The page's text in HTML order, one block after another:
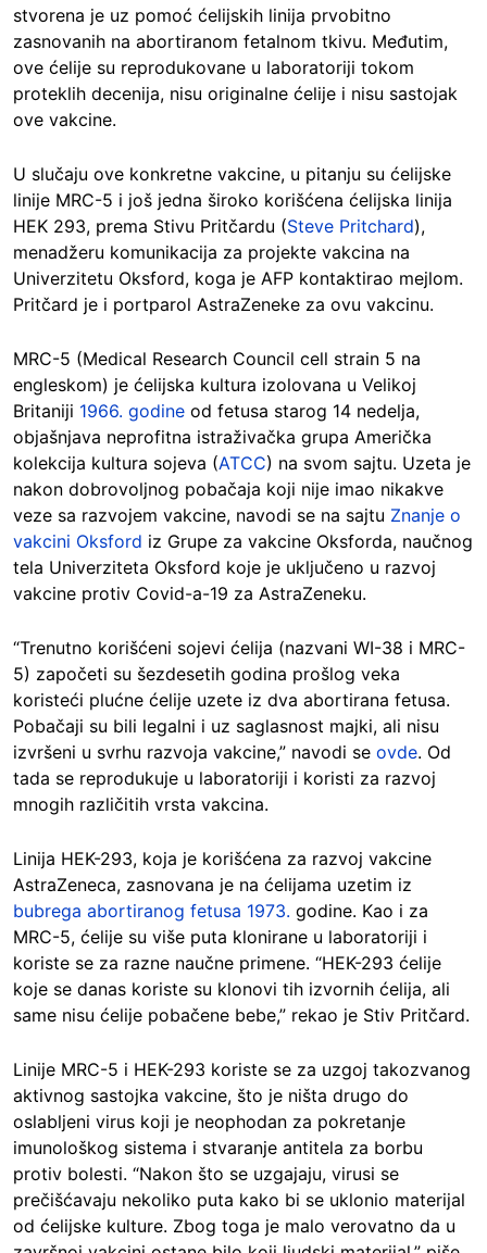
stvorena je uz pomoć ćelijskih linija prvobitno
zasnovanih na abortiranom fetalnom tkivu. Međutim,
ove ćelije su reprodukovane u laboratoriji tokom
proteklih decenija, nisu originalne ćelije i nisu sastojak
ove vakcine.
U slučaju ove konkretne vakcine, u pitanju su ćelijske
linije MRC-5 i još jedna široko korišćena ćelijska linija
HEK 293, prema Stivu Pritčardu (Steve Pritchard),
menadžeru komunikacija za projekte vakcina na
Univerzitetu Oksford, koga je AFP kontaktirao mejlom.
Pritčard je i portparol AstraZeneke za ovu vakcinu.
MRC-5 (Medical Research Council cell strain 5 na
engleskom) je ćelijska kultura izolovana u Velikoj
Britaniji 1966. godine od fetusa starog 14 nedelja,
objašnjava neprofitna istraživačka grupa Američka
kolekcija kultura sojeva (ATCC) na svom sajtu. Uzeta je
nakon dobrovoljnog pobačaja koji nije imao nikakve
veze sa razvojem vakcine, navodi se na sajtu Znanje o
vakcini Oksford iz Grupe za vakcine Oksforda, naučnog
tela Univerziteta Oksford koje je uključeno u razvoj
vakcine protiv Covid-a-19 za AstraZeneku.
“Trenutno korišćeni sojevi ćelija (nazvani WI-38 i MRC-
5) započeti su šezdesetih godina prošlog veka
koristeći plućne ćelije uzete iz dva abortirana fetusa.
Pobačaji su bili legalni i uz saglasnost majki, ali nisu
izvršeni u svrhu razvoja vakcine,” navodi se ovde. Od
tada se reprodukuje u laboratoriji i koristi za razvoj
mnogih različitih vrsta vakcina.
Linija HEK-293, koja je korišćena za razvoj vakcine
AstraZeneca, zasnovana je na ćelijama uzetim iz
bubrega abortiranog fetusa 1973. godine. Kao i za
MRC-5, ćelije su više puta klonirane u laboratoriji i
koriste se za razne naučne primene. “HEK-293 ćelije
koje se danas koriste su klonovi tih izvornih ćelija, ali
same nisu ćelije pobačene bebe,” rekao je Stiv Pritčard.
Linije MRC-5 i HEK-293 koriste se za uzgoj takozvanog
aktivnog sastojka vakcine, što je ništa drugo do
oslabljeni virus koji je neophodan za pokretanje
imunološkog sistema i stvaranje antitela za borbu
protiv bolesti. “Nakon što se uzgajaju, virusi se
prečišćavaju nekoliko puta kako bi se uklonio materijal
od ćelijske kulture. Zbog toga je malo verovatno da u